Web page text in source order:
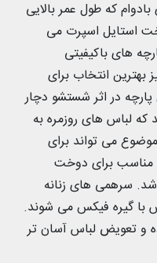
که طول عمر بالایی
استایل اسپرت می
های باکیفیتی
بهترین انتخاب برای
در اثر شستشو دچار
لباس های روزمره به
می تواند برای
مناسب برای دوخت
سرهمی های زنانه
با گیره فیکس می شوند.
و تعویض لباس آسان تر